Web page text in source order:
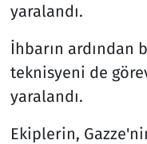
yaralandı.
İhbarın ardından
teknisyeni de
yaralandı.
Ekiplerin,